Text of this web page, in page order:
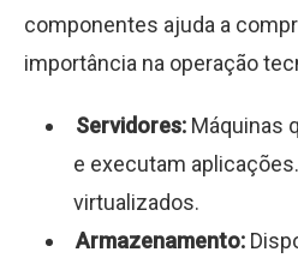
componentes ajuda a
importância na operação
Servidores: Máquinas
e executam
virtualizados.
Armazenamento: